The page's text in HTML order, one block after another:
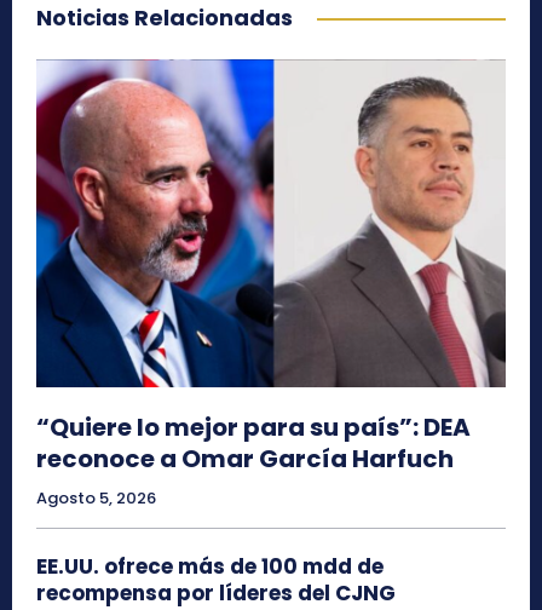
Noticias Relacionadas
“Quiere lo mejor para su país”: DEA
reconoce a Omar García Harfuch
Agosto 5, 2026
EE.UU. ofrece más de 100 mdd de
recompensa por líderes del CJNG